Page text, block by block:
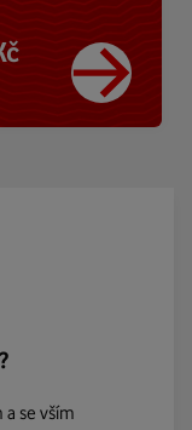
se vším